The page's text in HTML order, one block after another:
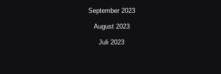
September 2023
August 2023
Juli 2023